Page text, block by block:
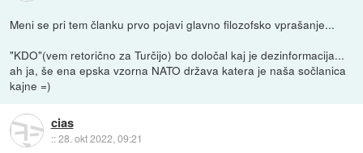
Meni se pri tem članku prvo pojavi glavno filozofsko vprašanje...
"KDO"(vem retorično za Turčijo) bo določal kaj je dezinformacija...
ah ja, še ena epska vzorna NATO država katera je naša sočlanica
kajne =)
cias
::28. okt 2022, 09:21